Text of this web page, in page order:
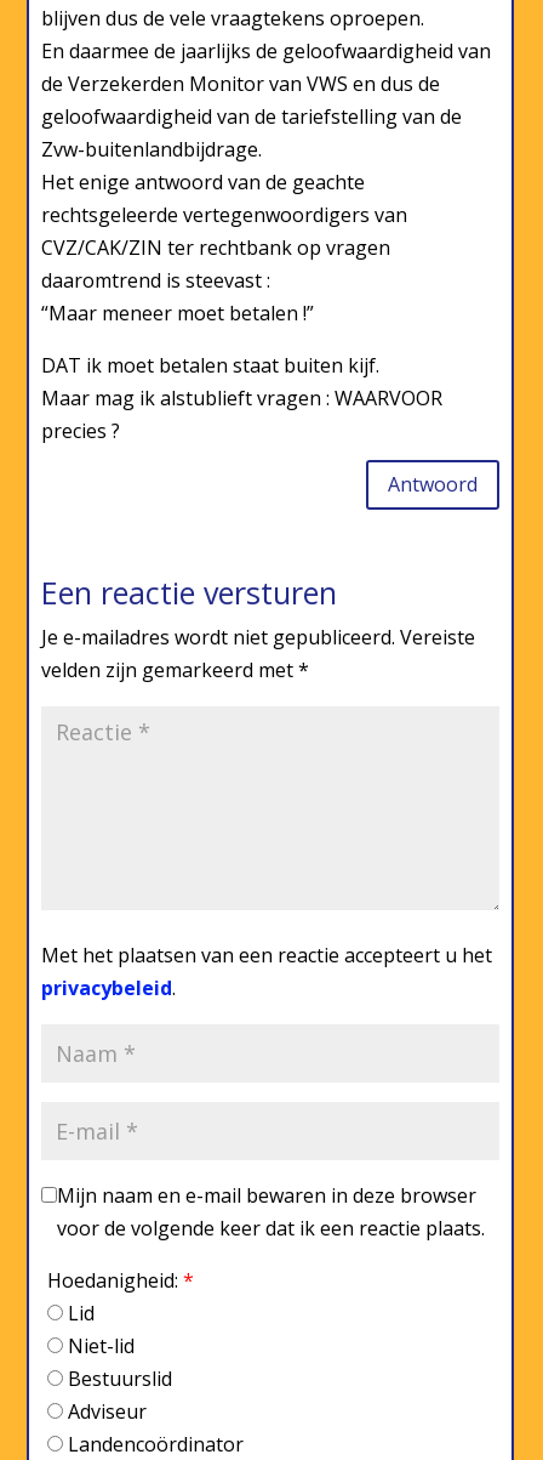
blijven dus de vele vraagtekens oproepen.
En daarmee de jaarlijks de geloofwaardigheid van
de Verzekerden Monitor van VWS en dus de
geloofwaardigheid van de tariefstelling van de
Zvw-buitenlandbijdrage.
Het enige antwoord van de geachte
rechtsgeleerde vertegenwoordigers van
CVZ/CAK/ZIN ter rechtbank op vragen
daaromtrend is steevast :
“Maar meneer moet betalen !”
DAT ik moet betalen staat buiten kijf.
Maar mag ik alstublieft vragen : WAARVOOR
precies ?
Antwoord
Een reactie versturen
Je e-mailadres wordt niet gepubliceerd. Vereiste
velden zijn gemarkeerd met*
Met het plaatsen van een reactie accepteert u het
privacybeleid.
Mijn naam en e-mail bewaren in deze browser
voor de volgende keer dat ik een reactie plaats.
Hoedanigheid: *
Lid
Niet-lid
Bestuurslid
Adviseur
Landencoördinator